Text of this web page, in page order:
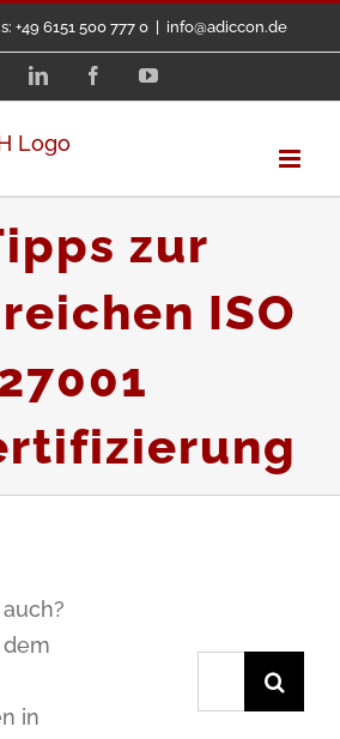
+49 6151 500 777 0 info@adiccon.de
LinkedIn FacebookYouTube
zur
ISO
dem
in